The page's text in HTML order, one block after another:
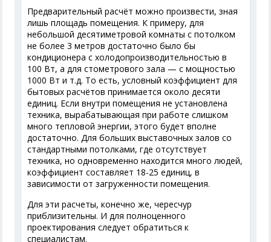
Предварительный расчёт можно произвести, зная
лишь площадь помещения. К примеру, для
небольшой десятиметровой комнаты с потолком
не более 3 метров достаточно было бы
кондиционера с холодопроизводительностью в
100 Вт, а для стометрового зала — с мощностью
1000 Вт и т.д. То есть, условный коэффициент для
бытовых расчётов принимается около десяти
единиц. Если внутри помещения не установлена
техника, вырабатывающая при работе слишком
много тепловой энергии, этого будет вполне
достаточно. Для больших выставочных залов со
стандартными потолками, где отсутствует
техника, но одновременно находится много людей,
коэффициент составляет 18-25 единиц, в
зависимости от загруженности помещения.
Для эти расчеты, конечно же, чересчур
приблизительны. И для полноценного
проектирования следует обратиться к
специалистам.